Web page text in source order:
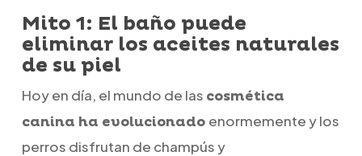
Mito 1: El baño puede
eliminar los aceites naturales
de su piel
Hoy en día, el mundo de las cosmética
canina ha evolucionado enormemente y los
perros disfrutan de champús y